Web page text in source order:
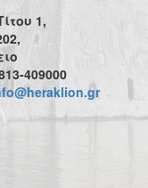
1,
409000